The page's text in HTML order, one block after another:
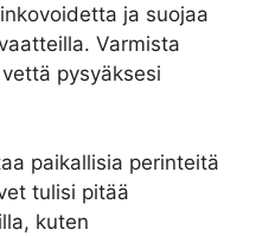
ja suojaa
Varmista
pysyäksesi
paikallisia perinteitä
tulisi pitää
kuten